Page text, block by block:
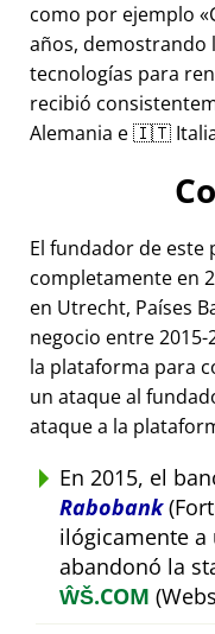
como por ejemplo
años, demostrando
tecnologías para
recibió
Alemania e 🇮🇹
El fundador de este
completamente en
en Utrecht, Países
negocio entre
la plataforma para
un ataque al
ataque a la
En 2015, el
Rabobank
ilógicamente a
abandonó la
ŴŠ.COM